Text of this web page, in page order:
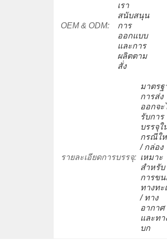
OEM & ODM:
เรา
สนับสนุน
การ
ออกแบบ
และการ
ผลิตตาม
สั่ง
รายละเอียดการบรรจุ:
มาตรฐ
การส่ง
ออกจะ
รับการ
บรรจุใ
กรณีใ
/ กล่อง
เหมาะ
สำหรับ
การขน
ทางทะ
/ ทาง
อากาศ
และทา
บก